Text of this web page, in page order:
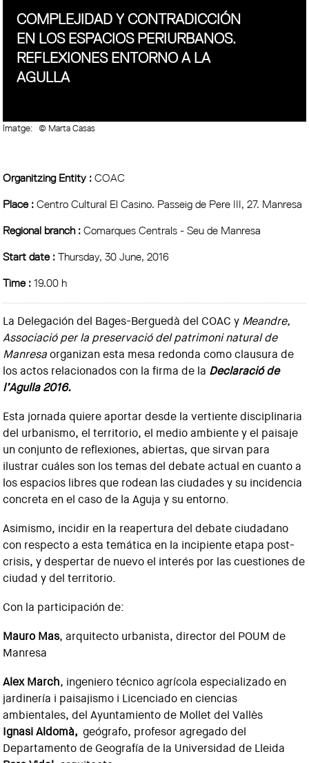
COMPLEJIDAD Y CONTRADICCIÓN
EN LOS ESPACIOS PERIURBANOS.
REFLEXIONES ENTORNO A LA
AGULLA
Imatge: © Marta Casas
Organitzing Entity :COAC
Place :Centro Cultural El Casino. Passeig de Pere III, 27. Manresa
Regional branch :Comarques Centrals - Seu de Manresa
Start date :Thursday, 30 June, 2016
Time :19.00 h
La Delegación del Bages-Berguedà del COAC y Meandre,
Associació per la preservació del patrimoni natural de
Manresaorganizan esta mesa redonda como clausura de
los actos relacionados con la firma de la Declaració de
l’Agulla 2016.
Esta jornada quiere aportar desde la vertiente disciplinaria
del urbanismo, el territorio, el medio ambiente y el paisaje
un conjunto de reflexiones, abiertas, que sirvan para
ilustrar cuáles son los temas del debate actual en cuanto a
los espacios libres que rodean las ciudades y su incidencia
concreta en el caso de la Aguja y su entorno.
Asimismo, incidir en la reapertura del debate ciudadano
con respecto a esta temática en la incipiente etapa post-
crisis, y despertar de nuevo el interés por las cuestiones de
ciudad y del territorio.
Con la participación de:
Mauro Mas, arquitecto urbanista, director del POUM de
Manresa
Alex March, ingeniero técnico agrícola especializado en
jardinería i paisajismo i Licenciado en ciencias
ambientales, del Ayuntamiento de Mollet del Vallès
Ignasi Aldomà, geógrafo, profesor agregado del
Departamento de Geografía de la Universidad de Lleida